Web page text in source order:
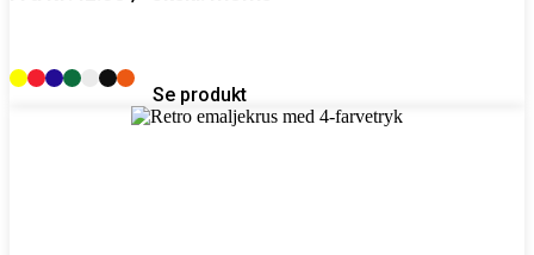
Se produkt